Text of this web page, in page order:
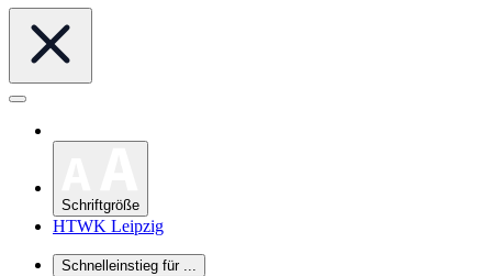
Schriftgröße
HTWK Leipzig
Schnelleinstieg für ...